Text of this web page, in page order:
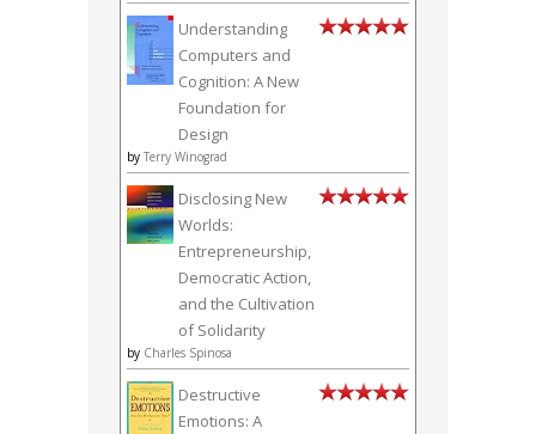
Understanding
Computers and
Cognition: A New
Foundation for
Design
by Terry Winograd
Disclosing New
Worlds:
Entrepreneurship,
Democratic Action,
and the Cultivation
of Solidarity
by Charles Spinosa
Destructive
Emotions: A